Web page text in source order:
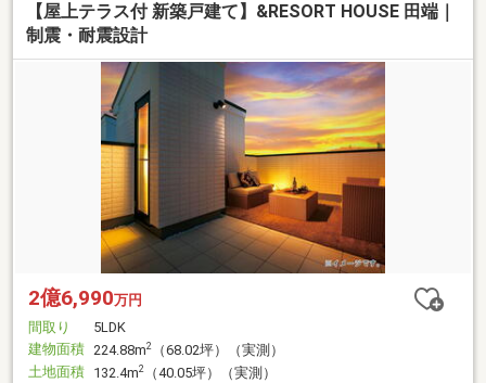
【屋上テラス付 新築戸建て】&RESORT HOUSE 田端｜
制震・耐震設計
2億6,990万円
間取り
5LDK
建物面積 224.88m2
（68.02坪）（実測）
土地面積 132.4m2
（40.05坪）（実測）